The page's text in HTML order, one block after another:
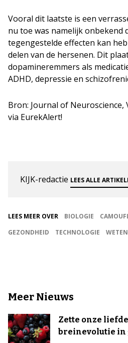
Vooral dit laatste is een
nu toe was namelijk onbekend
tegengestelde effecten kan
delen van de hersenen. Dit
dopamineremmers als
ADHD, depressie en
Bron: Journal of
via EurekAlert!
KIJK-redactie LEES ALLE
LEES MEER OVER BIOLOGIE
GEZONDHEID
TECHNOLOGIE
Meer Nieuws
Zette onze
breinevolutie in